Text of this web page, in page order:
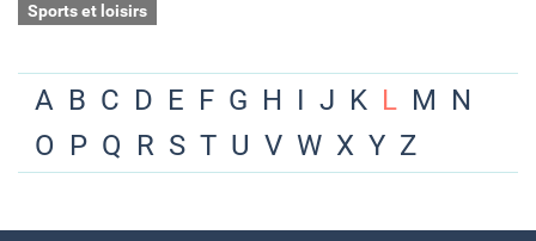
Sports et loisirs
A B C D E F G H I J K L M N
O P Q R S T U V W X Y Z